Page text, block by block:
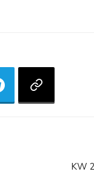
KW